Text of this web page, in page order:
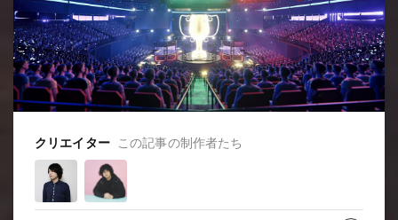
クリエイター この記事の制作者たち